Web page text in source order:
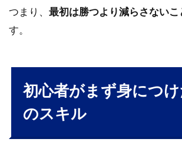
つまり、 最初は勝つより減らさない
す。
初心者がまず身につ
のスキル